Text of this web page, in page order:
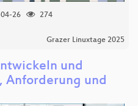
26
274
Grazer Linuxtage 2025
und
Anforderung und